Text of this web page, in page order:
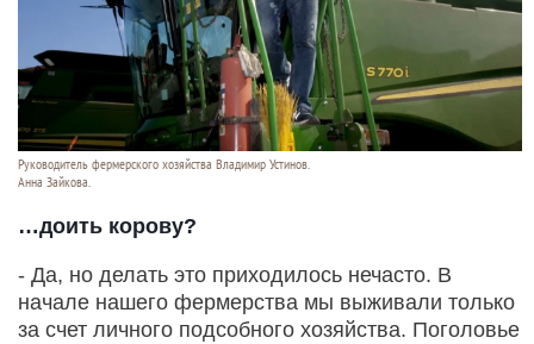
Руководитель фермерского хозяйства Владимир Устинов.
Анна Зайкова.
…доить корову?
- Да, но делать это приходилось нечасто. В
начале нашего фермерства мы выживали только
за счет личного подсобного хозяйства. Поголовье